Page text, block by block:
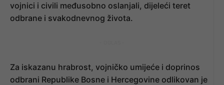
vojnici i civili međusobno oslanjali, dijeleći teret
odbrane i svakodnevnog života.
Za iskazanu hrabrost, vojničko umijeće i doprinos
odbrani Republike Bosne i Hercegovine odlikovan je